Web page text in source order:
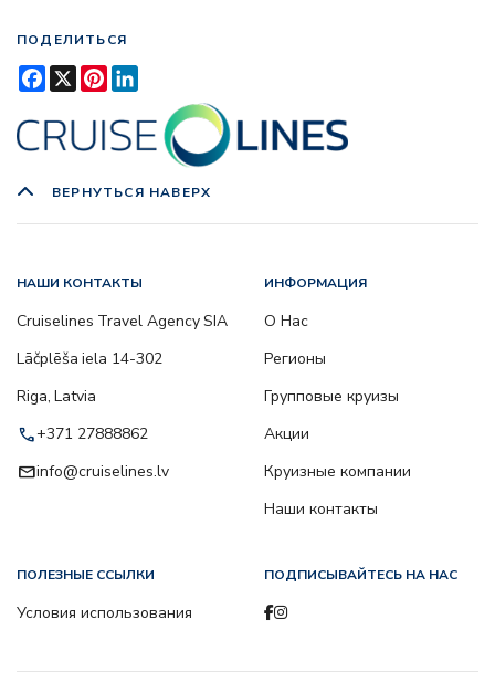
ПОДЕЛИТЬСЯ
Facebook
X Pinterest
ВЕРНУТЬСЯ НАВЕРХ
НАШИ КОНТАКТЫ
Cruiselines Travel Agency SIA
Lāčplēša iela 14-302
Riga, Latvia
call+371 27888862
emailinfo@cruiselines.lv
ИНФОРМАЦИЯ
О Нас
Регионы
Групповые круизы
Акции
Круизные компании
Наши контакты
ПОЛЕЗНЫЕ ССЫЛКИ
Условия использования
ПОДПИСЫВАЙТЕСЬ НА НАС